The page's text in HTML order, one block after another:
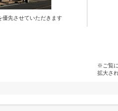
先させていただきます
※ご覧
拡大さ